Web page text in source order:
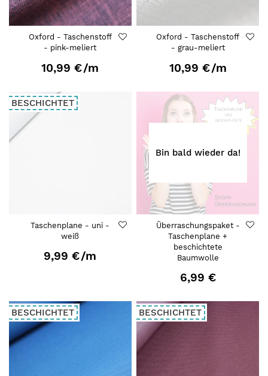
Oxford - Taschenstoff
- pink-meliert
10,99 €/m
Oxford - Taschenstoff
- grau-meliert
10,99 €/m
BESCHICHTET
Taschenplane - uni -
weiß
9,99 €/m
Bin bald wieder da!
Überraschungspaket -
Taschenplane +
beschichtete
Baumwolle
6,99 €
BESCHICHTET BESCHICHTET